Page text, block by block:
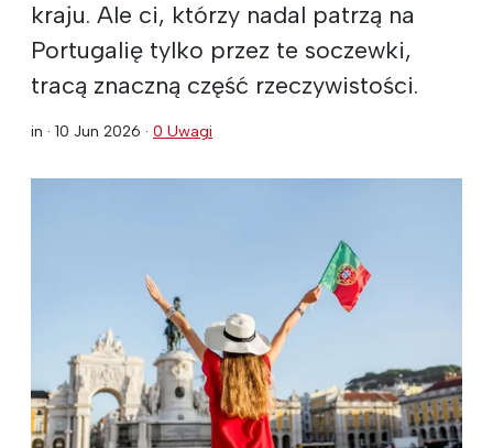
kraju. Ale ci, którzy nadal patrzą na
Portugalię tylko przez te soczewki,
tracą znaczną część rzeczywistości.
in · 10 Jun 2026 · 0 Uwagi